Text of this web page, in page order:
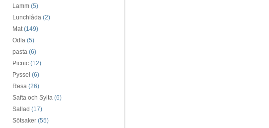
Lamm (5)
Lunchlåda (2)
Mat(149)
Odla (5)
pasta (6)
Picnic (12)
Pyssel (6)
Resa (26)
Safta och Sylta (6)
Sallad (17)
Sötsaker (55)